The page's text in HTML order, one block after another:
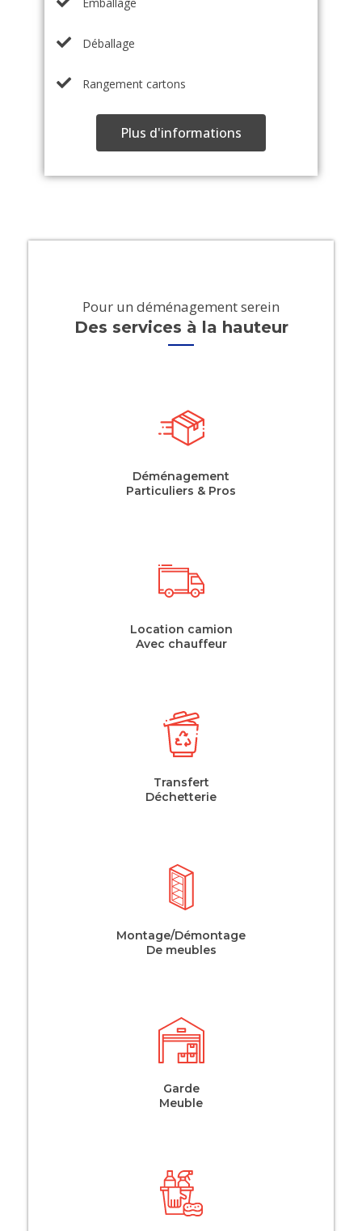
Déballage
Rangement cartons
Plus d'informations
Pour un déménagement serein
Des services à la hauteur
Déménagement
Particuliers & Pros
Location camion
Avec chauffeur
Transfert
Déchetterie
Montage/Démontage
De meubles
Garde
Meuble